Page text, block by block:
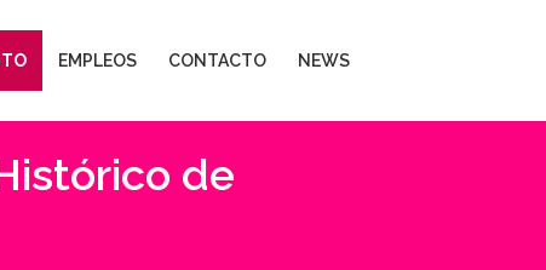
EMPLEOS CONTACTO NEWS
de